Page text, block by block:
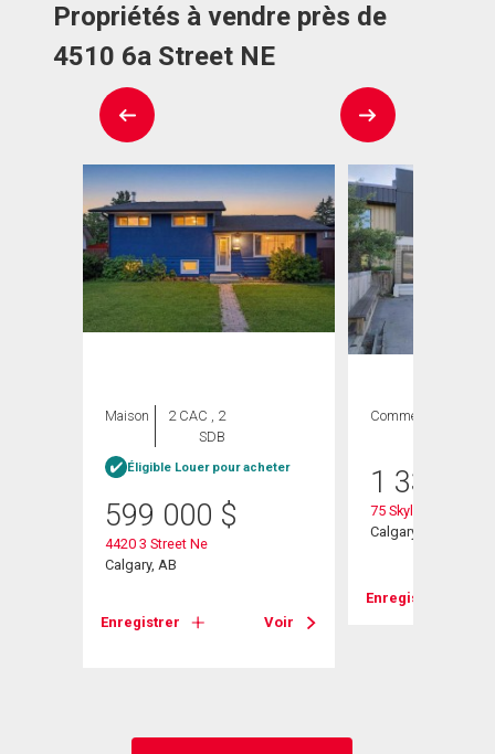
Propriétés à vendre près de
4510 6a Street NE
Maison
2 CAC , 2
SDB
Éligible Louer pour acheter
599 000 $
4420 3 Street Ne
Calgary, AB
Enregistrer Voir
Commercial
1 330
75 Skyline Crescent
Calgary, AB
Enregistrer